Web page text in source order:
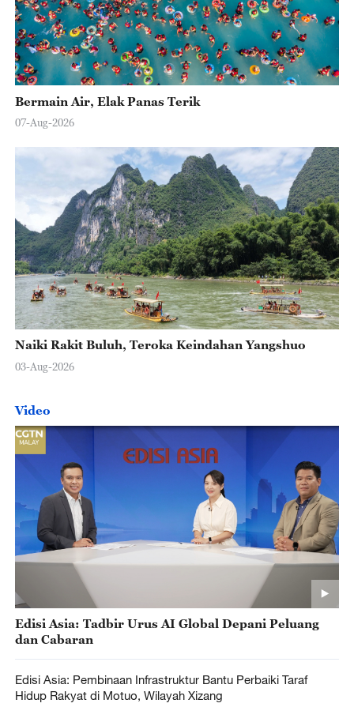
Bermain Air, Elak Panas Terik
07-Aug-2026
Naiki Rakit Buluh, Teroka Keindahan Yangshuo
03-Aug-2026
Video
Edisi Asia: Tadbir Urus AI Global Depani Peluang
dan Cabaran
Edisi Asia: Pembinaan Infrastruktur Bantu Perbaiki Taraf
Hidup Rakyat di Motuo, Wilayah Xizang